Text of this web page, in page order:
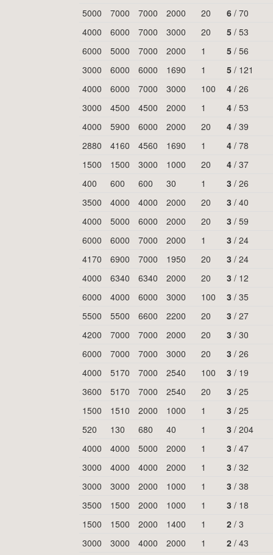
5000 7000 7000 2000 20 6 / 70
4000
6000 7000 3000 20 5 / 53
6000
5000 7000 2000 1 5 / 56
3000
6000 6000 1690 1 5 / 121
4000
6000 7000 3000 100 4 / 26
3000
4500 4500 2000 1 4 / 53
4000
5900 6000 2000 20 4 / 39
2880
4160 4560 1690 1 4 / 78
1500
1500 3000 1000 20 4 / 37
400
600 600 30 1 3 / 26
3500
4000 4000 2000 20 3 / 40
4000
5000 6000 2000 20 3 / 59
6000
6000 7000 2000 1 3 / 24
4170
6900 7000 1950 20 3 / 24
4000
6340 6340 2000 20 3 / 12
6000
4000 6000 3000 100 3 / 35
5500
5500 6600 2200 20 3 / 27
4200
7000 7000 2000 20 3 / 30
6000
7000 7000 3000 20 3 / 26
4000
5170 7000 2540 100 3 / 19
3600
5170 7000 2540 20 3 / 25
1500
1510 2000 1000 1 3 / 25
520
130 680 40 1 3 / 204
4000
4000 5000 2000 1 3 / 47
3000
4000 4000 2000 1 3 / 32
3000
3000 2000 1000 1 3 / 38
3500
1500 2000 1000 1 3 / 18
1500
1500 2000 1400 1 2 / 3
3000
3000 4000 2000 1 2 / 43